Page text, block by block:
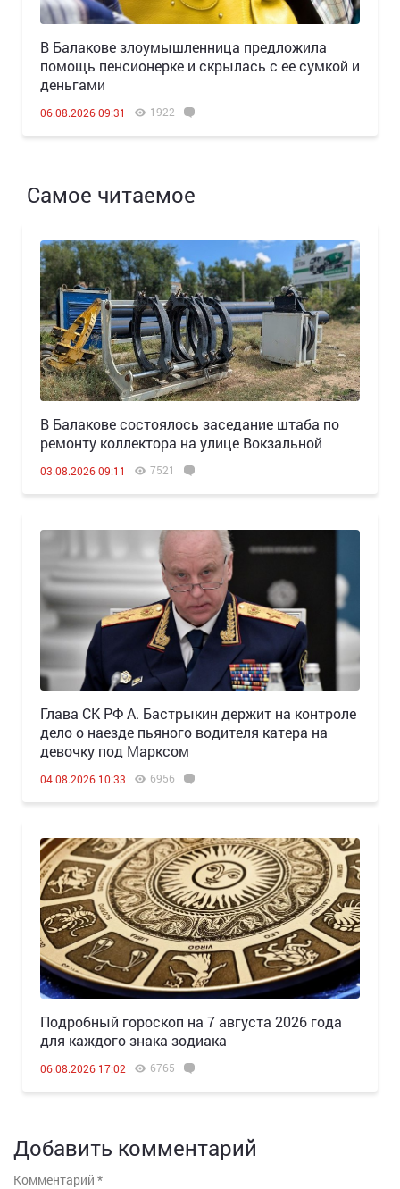
В Балакове злоумышленница предложила
помощь пенсионерке и скрылась с ее сумкой и
деньгами
06.08.2026 09:31 1922
Самое читаемое
В Балакове состоялось заседание штаба по
ремонту коллектора на улице Вокзальной
03.08.2026 09:11 7521
Глава СК РФ А. Бастрыкин держит на контроле
дело о наезде пьяного водителя катера на
девочку под Марксом
04.08.2026 10:33 6956
Подробный гороскоп на 7 августа 2026 года
для каждого знака зодиака
06.08.2026 17:02 6765
Добавить комментарий
Комментарий *